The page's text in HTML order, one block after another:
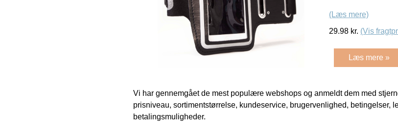
(Læs mere)
29.98 kr. (Vis
Læs mere »
Vi har gennemgået de mest populære webshops og anmeldt dem med
prisniveau, sortimentstørrelse, kundeservice, brugervenlighed, betingelser,
betalingsmuligheder.